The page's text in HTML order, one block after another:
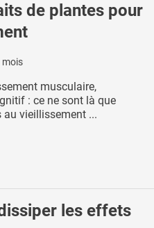
de plantes pour
mois
musculaire,
: ce ne sont là que
au vieillissement ...
les effets